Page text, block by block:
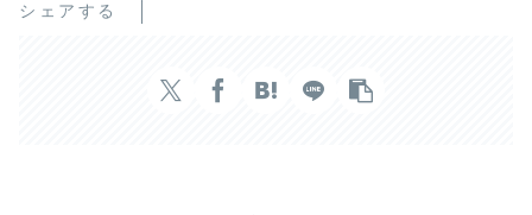
シェアする